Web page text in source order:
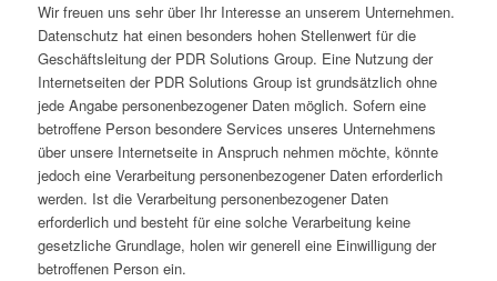
Wir freuen uns sehr über Ihr Interesse an unserem Unternehmen.
Datenschutz hat einen besonders hohen Stellenwert für die
Geschäftsleitung der PDR Solutions Group. Eine Nutzung der
Internetseiten der PDR Solutions Group ist grundsätzlich ohne
jede Angabe personenbezogener Daten möglich. Sofern eine
betroffene Person besondere Services unseres Unternehmens
über unsere Internetseite in Anspruch nehmen möchte, könnte
jedoch eine Verarbeitung personenbezogener Daten erforderlich
werden. Ist die Verarbeitung personenbezogener Daten
erforderlich und besteht für eine solche Verarbeitung keine
gesetzliche Grundlage, holen wir generell eine Einwilligung der
betroffenen Person ein.